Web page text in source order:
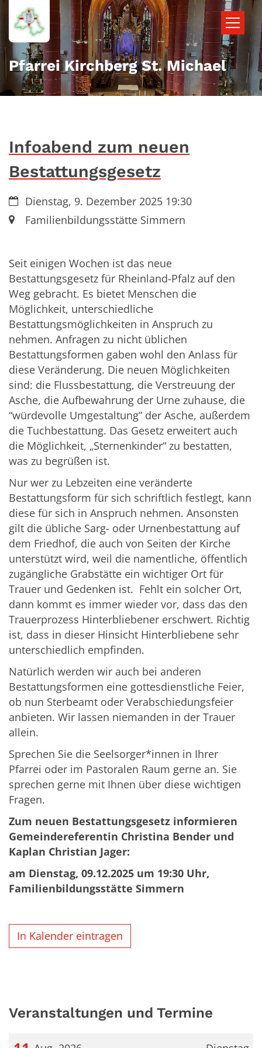
Zum Inhalt springen
Pfarrei Kirchberg St. Michael
Infoabend zum neuen
Bestattungsgesetz
Datum:Dienstag, 9. Dezember 2025 19:30
Ort:Familienbildungsstätte Simmern
Seit einigen Wochen ist das neue
Bestattungsgesetz für Rheinland-Pfalz auf den
Weg gebracht. Es bietet Menschen die
Möglichkeit, unterschiedliche
Bestattungsmöglichkeiten in Anspruch zu
nehmen. Anfragen zu nicht üblichen
Bestattungsformen gaben wohl den Anlass für
diese Veränderung. Die neuen Möglichkeiten
sind: die Flussbestattung, die Verstreuung der
Asche, die Aufbewahrung der Urne zuhause, die
“würdevolle Umgestaltung” der Asche, außerdem
die Tuchbestattung. Das Gesetz erweitert auch
die Möglichkeit, „Sternenkinder“ zu bestatten,
was zu begrüßen ist.
Nur wer zu Lebzeiten eine veränderte
Bestattungsform für sich schriftlich festlegt, kann
diese für sich in Anspruch nehmen. Ansonsten
gilt die übliche Sarg- oder Urnenbestattung auf
dem Friedhof, die auch von Seiten der Kirche
unterstützt wird, weil die namentliche, öffentlich
zugängliche Grabstätte ein wichtiger Ort für
Trauer und Gedenken ist. Fehlt ein solcher Ort,
dann kommt es immer wieder vor, dass das den
Trauerprozess Hinterbliebener erschwert. Richtig
ist, dass in dieser Hinsicht Hinterbliebene sehr
unterschiedlich empfinden.
Natürlich werden wir auch bei anderen
Bestattungsformen eine gottesdienstliche Feier,
ob nun Sterbeamt oder Verabschiedungsfeier
anbieten. Wir lassen niemanden in der Trauer
allein.
Sprechen Sie die Seelsorger*innen in Ihrer
Pfarrei oder im Pastoralen Raum gerne an. Sie
sprechen gerne mit Ihnen über diese wichtigen
Fragen.
Zum neuen Bestattungsgesetz informieren
Gemeindereferentin Christina Bender und
Kaplan Christian Jager:
am Dienstag, 09.12.2025 um 19:30 Uhr,
Familienbildungsstätte Simmern
In Kalender eintragen
Veranstaltungen und Termine